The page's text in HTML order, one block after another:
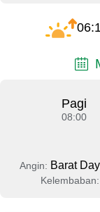
Pagi
08:00
Angin: Barat
Kelembaban: